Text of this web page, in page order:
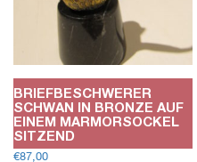
BRIEFBESCHWERER
SCHWAN IN BRONZE AUF
EINEM MARMORSOCKEL
SITZEND
€87,00